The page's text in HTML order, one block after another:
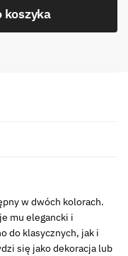
koszyka
w dwóch kolorach.
mu elegancki i
do klasycznych, jak i
się jako dekoracja lub